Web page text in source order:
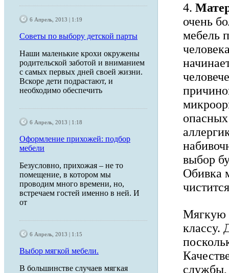
4.
очень
мебель
выбор
Обивка
Мягкую
классу.
службы,
6 Апрель, 2013 | 1:19
Советы по выбору детской парты
Наши маленькие крохи окружены
родительской заботой и вниманием
с самых первых дней своей жизни.
Вскоре дети подрастают, и
необходимо обеспечить
6 Апрель, 2013 | 1:18
Оформление прихожей: подбор
мебели
Безусловно, прихожая – не то
помещение, в котором мы
проводим много времени, но,
встречаем гостей именно в ней. И
от
6 Апрель, 2013 | 1:15
Выбор мягкой мебели.
В большинстве случаев мягкая